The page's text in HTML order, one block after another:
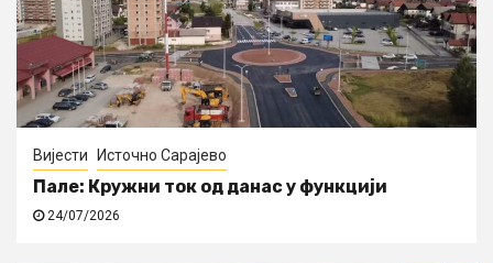
Вијести Источно Сарајево
Пале: Кружни ток од данас у функцији
24/07/2026